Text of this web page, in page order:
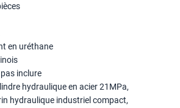
en uréthane
pas inclure
hydraulique en acier 21MPa,
hydraulique industriel compact,